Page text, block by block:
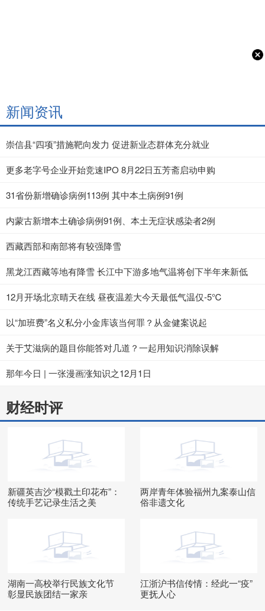
新闻资讯
崇信县“四项”措施靶向发力 促进新业态群体充分就业
更多老字号企业开始竞速IPO 8月22日五芳斋启动申购
31省份新增确诊病例113例 其中本土病例91例
内蒙古新增本土确诊病例91例、本土无症状感染者2例
西藏西部和南部将有较强降雪
黑龙江西藏等地有降雪 长江中下游多地气温将创下半年来新低
12月开场北京晴天在线 昼夜温差大今天最低气温仅-5℃
以“加班费”名义私分小金库该当何罪？从金健案说起
关于艾滋病的题目你能答对几道？一起用知识消除误解
那年今日 | 一张漫画涨知识之12月1日
财经时评
新疆英吉沙“模戳土印花布”：
传统手艺记录生活之美
两岸青年体验福州九案泰山信
俗非遗文化
湖南一高校举行民族文化节
彰显民族团结一家亲
江浙沪书信传情：经此一“疫”
更抚人心